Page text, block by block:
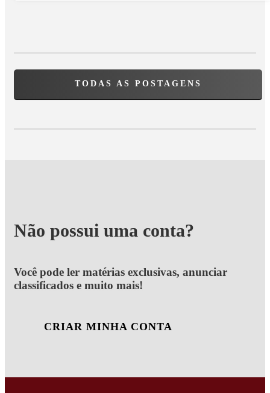
TODAS AS POSTAGENS
Não possui uma conta?
Você pode ler matérias exclusivas, anunciar
classificados e muito mais!
CRIAR MINHA CONTA